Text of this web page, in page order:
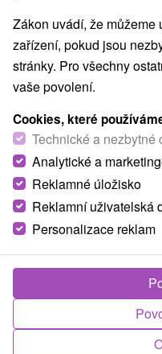
Apartmány Elza
Apartmánový dom na
Patince, ponúka
Zákon uvádí, že
zařízení, pokud jsou
stránky. Pro všechny
vaše povolení.
Cookies, které
Technické a nezbytné
Analytické a
Reklamné úložisko
Reklamní uživatelská
Personalizace reklam